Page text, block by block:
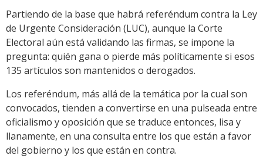
Link
Partiendo de la base que habrá referéndum contra la Ley
de Urgente Consideración (LUC), aunque la Corte
Electoral aún está validando las firmas, se impone la
pregunta: quién gana o pierde más políticamente si esos
135 artículos son mantenidos o derogados.
Los referéndum, más allá de la temática por la cual son
convocados, tienden a convertirse en una pulseada entre
oficialismo y oposición que se traduce entonces, lisa y
llanamente, en una consulta entre los que están a favor
del gobierno y los que están en contra.